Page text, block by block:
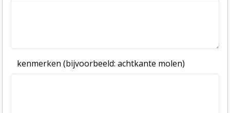
kenmerken (bijvoorbeeld: achtkante molen)